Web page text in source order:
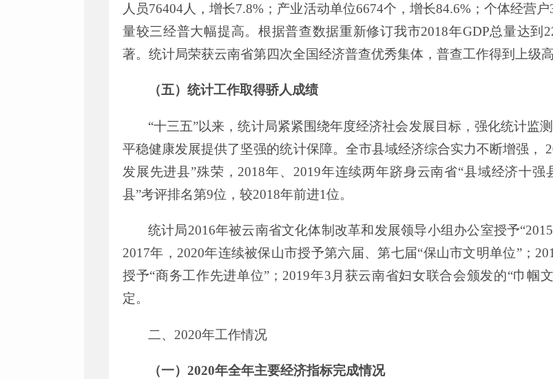
人员76404人，增长7.8% ；产业活动单位6674个，增长84.6%；个体经营户
量较三经普大幅提高。根据普查数据重新修订我市2018年GDP总量达到
著。统计局荣获云南省第四次全国经济普查优秀集体 ， 普查工作得到上级
（五）统计工作取得骄人成绩
“十三五”以来，统计局紧紧围绕年度经济社会发展目标，强化统计监
平稳健康发展提供了坚强的统计保障。全市县域经济综合实力不断增强，
发展先进县”殊荣， 2018年、 2019年连续两年跻身云南省“县域经济十强
县”考评排名第9位，较2018年前进1位。
统计局2016年被云南省文化体制改革和发展领导小组办公室授予“2015
2017年， 2020年连续被保山市授予第六届、第七届“保山市文明单位”；
授予“商务工作先进单位” ；2019年3月 获云南省妇女联合会颁发的“巾帼
定。
二、 2020年工作情况
（一） 2020年全年主要经济指标完成情况